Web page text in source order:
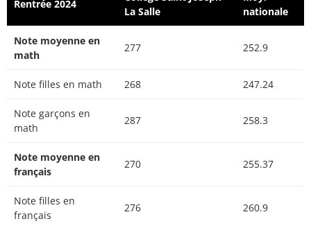
Rentrée 2024
La Salle
nationale
Note moyenne en
math
277 252.9
Note filles en math 268 247.24
Note garçons en
math
287 258.3
Note moyenne en
français
270 255.37
Note filles en
français
276 260.9